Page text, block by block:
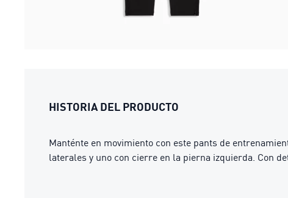
HISTORIA DEL PRODUCTO
Manténte en movimiento con este pants de
laterales y uno con cierre en la pierna izquierda. Con